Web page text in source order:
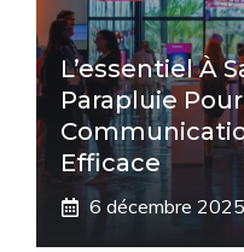
L’essentiel À
Parapluie
Efficace
6 décembre 2025